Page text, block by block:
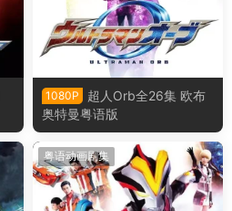
1080P
超人Orb全26集 欧布
奥特曼粤语版
粤语动画剧集